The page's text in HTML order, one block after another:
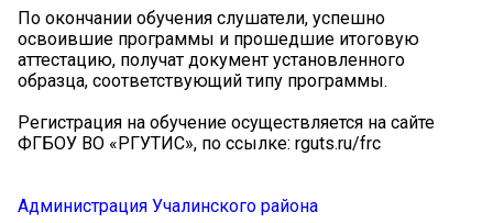
По окончании обучения слушатели, успешно
освоившие программы и прошедшие итоговую
аттестацию, получат документ установленного
образца, соответствующий типу программы.
Регистрация на обучение осуществляется на сайте
ФГБОУ ВО «РГУТИС», по ссылке: rguts.ru/frc
Администрация Учалинского района